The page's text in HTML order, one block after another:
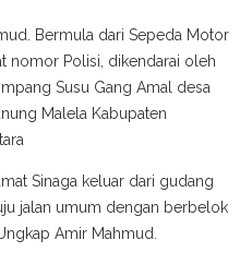
Bermula dari Sepeda Motor
nomor Polisi, dikendarai oleh
Susu Gang Amal desa
Malela Kabupaten
Sinaga keluar dari gudang
jalan umum dengan berbelok
Amir Mahmud.